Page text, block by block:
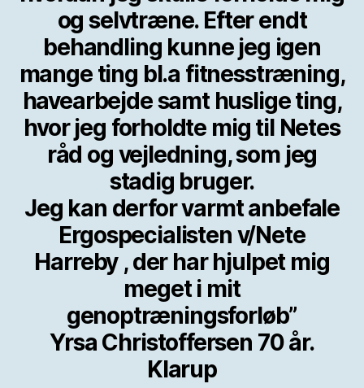
og selvtræne. Efter endt
behandling kunne jeg igen
mange ting bl.a fitnesstræning,
havearbejde samt huslige ting,
hvor jeg forholdte mig til Netes
råd og vejledning, som jeg
stadig bruger.
Jeg kan derfor varmt anbefale
Ergospecialisten v/Nete
Harreby , der har hjulpet mig
meget i mit
genoptræningsforløb”
Yrsa Christoffersen 70 år.
Klarup